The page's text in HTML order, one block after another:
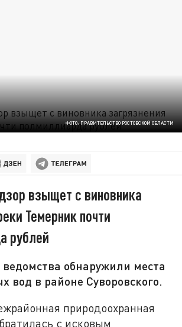
ФОТО: ПРАВИТЕЛЬСТВО РОСТОВСКОЙ ОБЛАСТИ
взыщет с виновника
Темерник почти
рублей
обнаружили места
вод в районе Суворовского.
природоохранная
с исковым